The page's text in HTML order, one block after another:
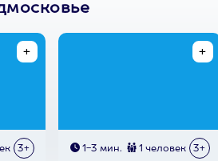
3+ 1-3 мин. 1 человек 3+